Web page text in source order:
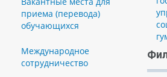
приема (перевода)
обучающихся
Международное
сотрудничество